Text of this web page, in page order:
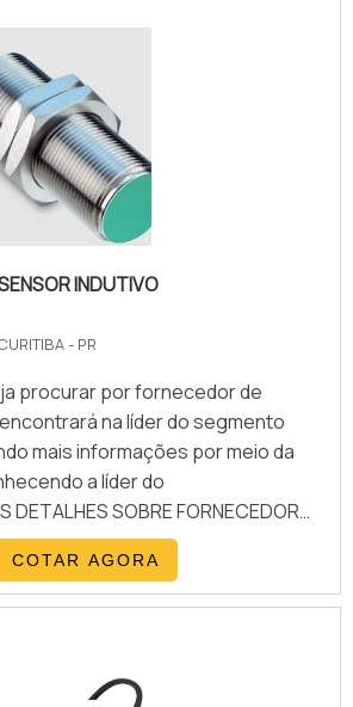
explosão; Painel de distribuição
INDUTIVO
- PR
procurar por fornecedor de
na líder do segmento
mais informações por meio da
a líder do
SOBRE FORNECEDOR
alguém pesquisar
indutivo seguro, encontra na
Disponibilizando para os clientes
perder o foco em fornecedor de
COTAR AGORA